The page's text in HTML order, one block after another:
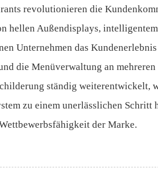
revolutionieren die
hellen Außendisplays,
Unternehmen das Kundenerlebnis
die Menüverwaltung an
ständig weiterentwickelt,
zu einem unerlässlichen Schritt
der Marke.